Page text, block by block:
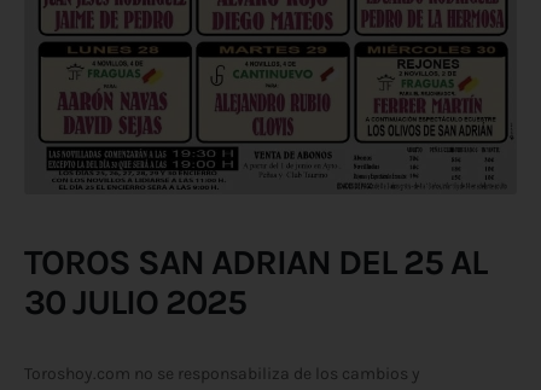
TOROS SAN ADRIAN DEL 25 AL
30 JULIO 2025
Toroshoy.com no se responsabiliza de los cambios y